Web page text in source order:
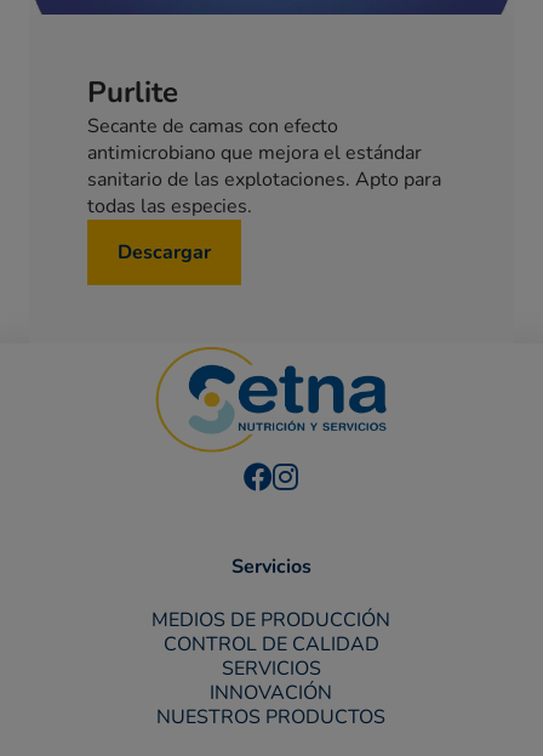
Purlite
Secante de camas con efecto
antimicrobiano que mejora el estándar
sanitario de las explotaciones. Apto para
todas las especies.
Descargar
Servicios
MEDIOS DE PRODUCCIÓN
CONTROL DE CALIDAD
SERVICIOS
INNOVACIÓN
NUESTROS PRODUCTOS